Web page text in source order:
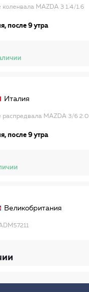
MAZDA 3 1.4/1.6
после 9 утра
Италия
распредвала MAZDA 3/6 2.0
после 9 утра
Великобритания